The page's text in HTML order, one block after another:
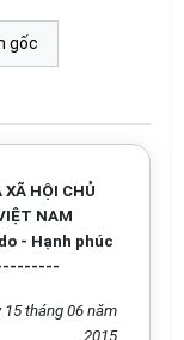
gốc
XÃ HỘI CHỦ
NAM
- Hạnh phúc
15 tháng 06 năm
2015